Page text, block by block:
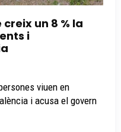
un 8 % la
i
viuen en
i acusa el govern